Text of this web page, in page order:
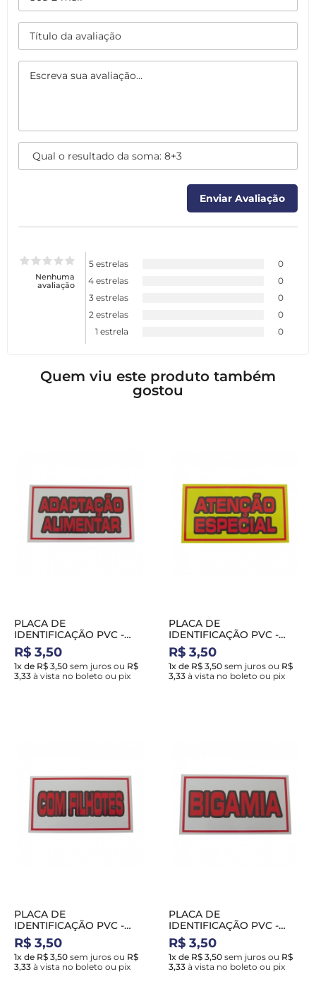
Nenhuma
avaliação
5 estrelas
0
4 estrelas
0
3 estrelas
0
2 estrelas
0
1 estrela
0
Quem viu este produto também
gostou
PLACA DE
IDENTIFICAÇÃO PVC -
ADAPTAÇAO ALIMENTAR
R$ 3,50
1x de R$ 3,50 sem juros ou R$
3,33 à vista no boleto ou pix
PLACA DE
IDENTIFICAÇÃO PVC -
ATENÇÃO ESPECIAL
R$ 3,50
1x de R$ 3,50 sem juros ou R$
3,33 à vista no boleto ou pix
PLACA DE
IDENTIFICAÇÃO PVC -
COM FILHOTES
R$ 3,50
1x de R$ 3,50 sem juros ou R$
3,33 à vista no boleto ou pix
PLACA DE
IDENTIFICAÇÃO PVC -
BIGAMIA
R$ 3,50
1x de R$ 3,50 sem juros ou R$
3,33 à vista no boleto ou pix